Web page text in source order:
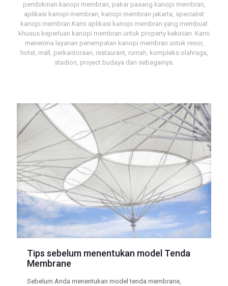
pembikinan kanopi membran, pakar pasang kanopi membran,
aplikasi kanopi membran, kanopi membran jakarta, specialist
kanopi membran.Kami aplikasi kanopi membran yang membuat
khusus keperluan kanopi membran untuk property kekinian. Kami
menerima layanan penempatan kanopi membran untuk resor,
hotel, mall, perkantoraan, restaurant, rumah, kompleks olahraga,
stadion, project budaya dan sebagainya.
Tips sebelum menentukan model Tenda
Membrane
Sebelum Anda menentukan model tenda membrane,